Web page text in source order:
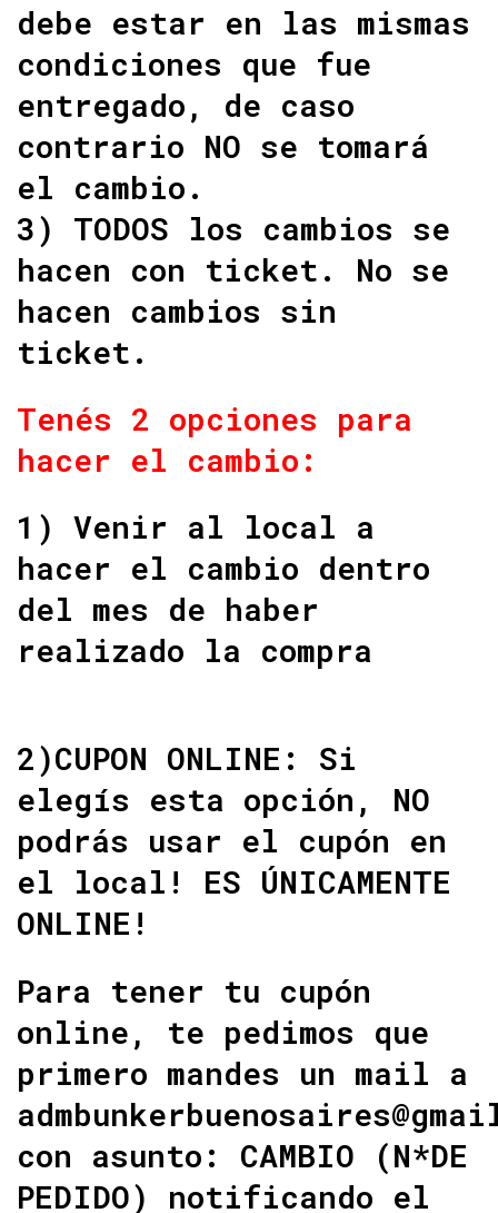
debe estar en las mismas
condiciones que fue
entregado, de caso
contrario NO se tomará
el cambio.
3) TODOS los cambios se
hacen con ticket. No se
hacen cambios sin
ticket.
Tenés 2 opciones para
hacer el cambio:
1) Venir al local a
hacer el cambio dentro
del mes de haber
realizado la compra
2)CUPON ONLINE: Si
elegís esta opción, NO
podrás usar el cupón en
el local! ES ÚNICAMENTE
ONLINE!
Para tener tu cupón
online, te pedimos que
primero mandes un mail a
con asunto: CAMBIO (N*DE
PEDIDO) notificando el